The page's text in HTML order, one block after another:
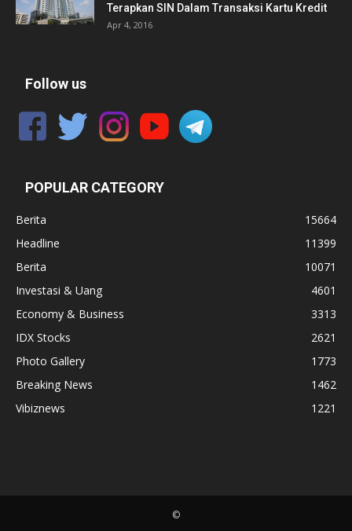
Terapkan SIN Dalam Transaksi Kartu Kredit
Apr 4, 2016
Follow us
POPULAR CATEGORY
Berita
15664
Headline
11399
Berita
10071
Investasi & Uang
4601
Economy & Business
3313
IDX Stocks
2621
Photo Gallery
1773
Breaking News
1462
Vibiznews
1221
©